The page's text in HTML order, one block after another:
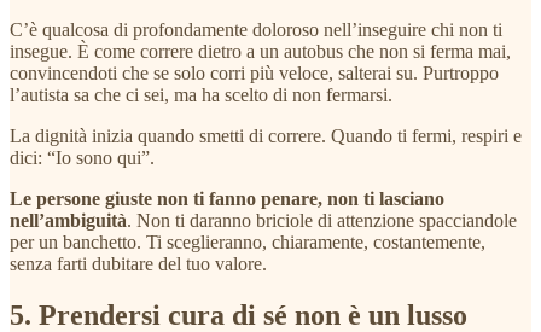
C’è qualcosa di profondamente doloroso nell’inseguire chi non ti
insegue. È come correre dietro a un autobus che non si ferma mai,
convincendoti che se solo corri più veloce, salterai su. Purtroppo
l’autista sa che ci sei, ma ha scelto di non fermarsi.
La dignità inizia quando smetti di correre. Quando ti fermi, respiri e
dici: “Io sono qui”.
Le persone giuste non ti fanno penare, non ti lasciano
nell’ambiguità. Non ti daranno briciole di attenzione spacciandole
per un banchetto. Ti sceglieranno, chiaramente, costantemente,
senza farti dubitare del tuo valore.
5. Prendersi cura di sé non è un lusso